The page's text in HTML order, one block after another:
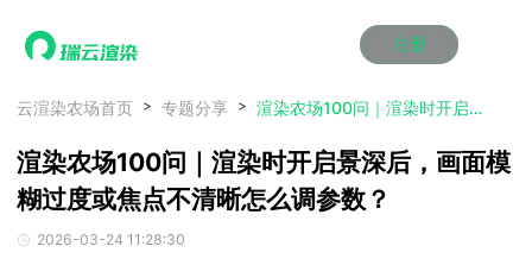
注册
首页
产品服务
云制作
云渲染管理系统
云制作
云渲染管理系统
云制作
云渲染管理系统
云制作
云渲染管理系统
云制作
云渲染管理系统
云制作
云渲染管理系统
Maya云渲染方案
3ds Max云渲染方案
Cinema 4D云渲染方案
Maya云渲染方案
3ds Max云渲染方案
Cinema 4D云渲染方案
Maya云渲染方案
3ds Max云渲染方案
Cinema 4D云渲染方案
Maya云渲染方案
3ds Max云渲染方案
Cinema 4D云渲染方案
Maya云渲染方案
3ds Max云渲染方案
Cinema 4D云渲染方案
Maya云渲染方案
3ds Max云渲染方案
Cinema 4D云渲染方案
云渲染农场首页 专题分享 渲染农场100问｜渲染时开启景深后，画面模糊过度或焦点不清晰怎么调参数？
渲染农场100问｜渲染时开启景深后，画面模
糊过度或焦点不清晰怎么调参数？
2026-03-24 11:28:30